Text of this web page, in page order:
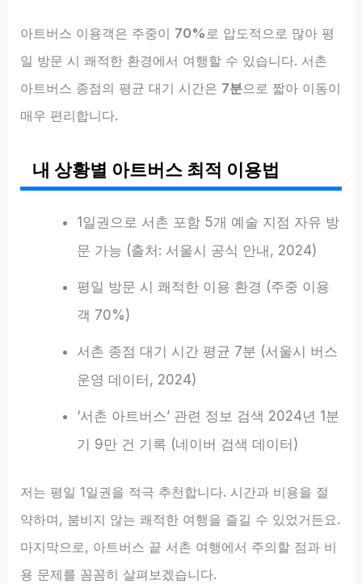
아트버스 이용객은 주중이 70% 로 압도적으로 많아 평
일 방문 시 쾌적한 환경에서 여행할 수 있습니다. 서촌
아트버스 종점의 평균 대기 시간은 7분으로 짧아 이동이
매우 편리합니다.
내 상황별 아트버스 최적 이용법
1일권으로 서촌 포함 5개 예술 지점 자유 방
문 가능 (출처: 서울시 공식 안내, 2024)
평일 방문 시 쾌적한 이용 환경 (주중 이용
객 70%)
서촌 종점 대기 시간 평균 7분 (서울시 버스
운영 데이터, 2024)
‘서촌 아트버스’ 관련 정보 검색 2024년 1분
기 9만 건 기록 (네이버 검색 데이터)
저는 평일 1일권을 적극 추천합니다. 시간과 비용을 절
약하며, 붐비지 않는 쾌적한 여행을 즐길 수 있었거든요.
마지막으로, 아트버스 끝 서촌 여행에서 주의할 점과 비
용 문제를 꼼꼼히 살펴보겠습니다.